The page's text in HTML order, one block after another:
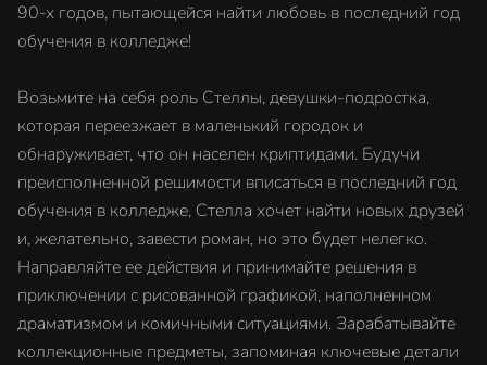
90-х годов, пытающейся найти любовь в последний год
обучения в колледже!
Возьмите на себя роль Стеллы, девушки-подростка,
которая переезжает в маленький городок и
обнаруживает, что он населен криптидами. Будучи
преисполненной решимости вписаться в последний год
обучения в колледже, Стелла хочет найти новых друзей
и, желательно, завести роман, но это будет нелегко.
Направляйте ее действия и принимайте решения в
приключении с рисованной графикой, наполненном
драматизмом и комичными ситуациями. Зарабатывайте
коллекционные предметы, запоминая ключевые детали